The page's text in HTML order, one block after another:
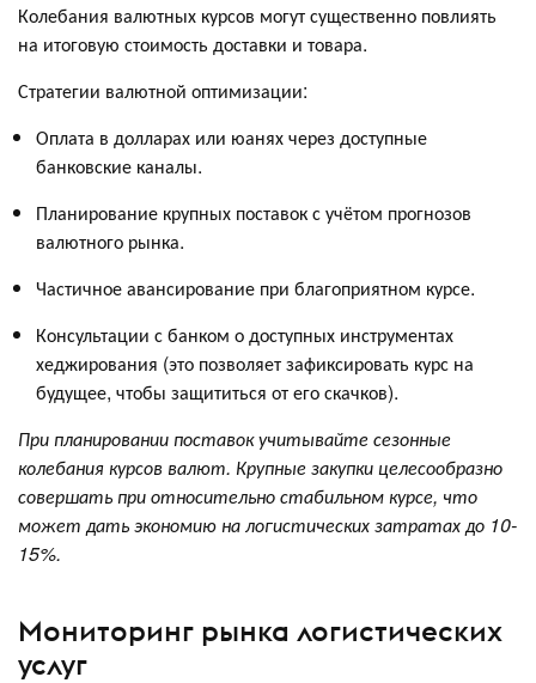
Колебания валютных курсов могут существенно повлиять
на итоговую стоимость доставки и товара.
Стратегии валютной оптимизации:
Оплата в долларах или юанях через доступные
банковские каналы.
Планирование крупных поставок с учётом прогнозов
валютного рынка.
Частичное авансирование при благоприятном курсе.
Консультации с банком о доступных инструментах
хеджирования (это позволяет зафиксировать курс на
будущее, чтобы защититься от его скачков).
При планировании поставок учитывайте сезонные
колебания курсов валют. Крупные закупки целесообразно
совершать при относительно стабильном курсе, что
может дать экономию на логистических затратах до 10-
15%.
Мониторинг рынка логистических
услуг